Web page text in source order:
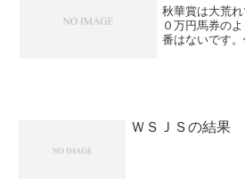
秋華賞は大荒
０万円馬券の
番はないです
ＷＳＪＳの結果